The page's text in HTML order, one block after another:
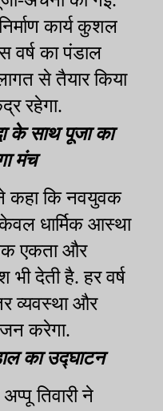
कार्य कुशल
वर्ष का पंडाल
से तैयार किया
रहेगा.
के साथ पूजा का
मंच
कहा कि नवयुवक
धार्मिक आस्था
एकता और
देती है. हर वर्ष
व्यवस्था और
करेगा.
का उद्घाटन
तिवारी ने